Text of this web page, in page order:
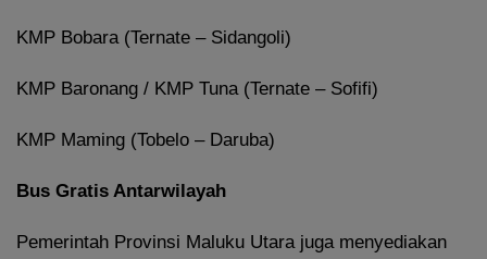
KMP Bobara (Ternate – Sidangoli)
KMP Baronang / KMP Tuna (Ternate – Sofifi)
KMP Maming (Tobelo – Daruba)
Bus Gratis Antarwilayah
Pemerintah Provinsi Maluku Utara juga menyediakan